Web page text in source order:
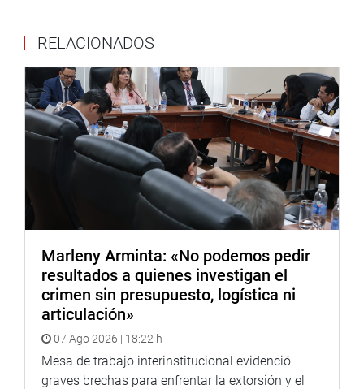
RELACIONADOS
Marleny Arminta: «No podemos pedir
resultados a quienes investigan el
crimen sin presupuesto, logística ni
articulación»
07 Ago 2026 | 18:22 h
Mesa de trabajo interinstitucional evidenció
graves brechas para enfrentar la extorsión y el